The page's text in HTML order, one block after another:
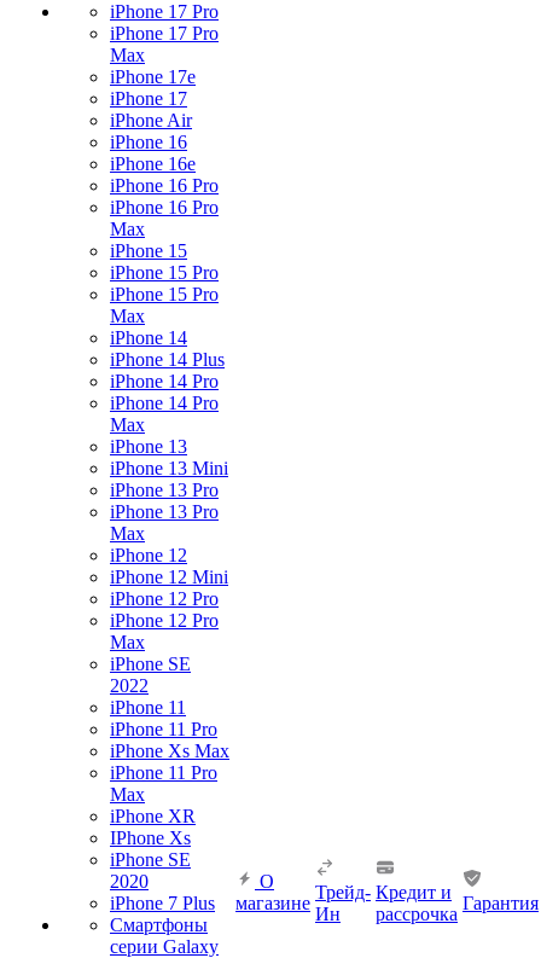
iPhone 17 Pro
iPhone 17 Pro
Max
iPhone 17e
iPhone 17
iPhone Air
iPhone 16
iPhone 16e
iPhone 16 Pro
iPhone 16 Pro
Max
iPhone 15
iPhone 15 Pro
iPhone 15 Pro
Max
iPhone 14
iPhone 14 Plus
iPhone 14 Pro
iPhone 14 Pro
Max
iPhone 13
iPhone 13 Mini
iPhone 13 Pro
iPhone 13 Pro
Max
iPhone 12
iPhone 12 Mini
iPhone 12 Pro
iPhone 12 Pro
Max
iPhone SE
2022
iPhone 11
iPhone 11 Pro
iPhone Xs Max
iPhone 11 Pro
Max
iPhone XR
IPhone Xs
iPhone SE
2020
iPhone 7 Plus
Смартфоны
серии Galaxy
О
магазине
Трейд-
Ин
Кредит и
рассрочка
Гарантия